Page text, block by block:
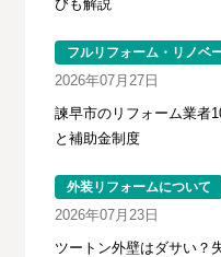
びも解説
フルリフォーム・リノベ
2026年07月27日
諫早市のリフォーム業者
と補助金制度
外装リフォームについて
2026年07月23日
ツートン外壁はダサい？